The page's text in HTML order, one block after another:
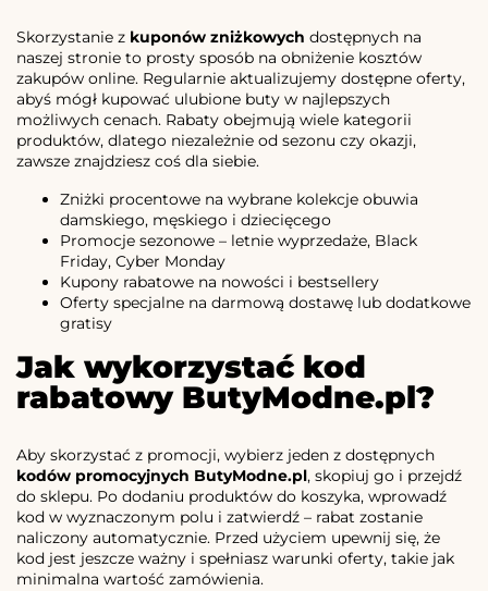
Skorzystanie z kuponów zniżkowych dostępnych na
naszej stronie to prosty sposób na obniżenie kosztów
zakupów online. Regularnie aktualizujemy dostępne oferty,
abyś mógł kupować ulubione buty w najlepszych
możliwych cenach. Rabaty obejmują wiele kategorii
produktów, dlatego niezależnie od sezonu czy okazji,
zawsze znajdziesz coś dla siebie.
Zniżki procentowe na wybrane kolekcje obuwia
damskiego, męskiego i dziecięcego
Promocje sezonowe – letnie wyprzedaże, Black
Friday, Cyber Monday
Kupony rabatowe na nowości i bestsellery
Oferty specjalne na darmową dostawę lub dodatkowe
gratisy
Jak wykorzystać kod
rabatowy ButyModne.pl?
Aby skorzystać z promocji, wybierz jeden z dostępnych
kodów promocyjnych ButyModne.pl, skopiuj go i przejdź
do sklepu. Po dodaniu produktów do koszyka, wprowadź
kod w wyznaczonym polu i zatwierdź – rabat zostanie
naliczony automatycznie. Przed użyciem upewnij się, że
kod jest jeszcze ważny i spełniasz warunki oferty, takie jak
minimalna wartość zamówienia.